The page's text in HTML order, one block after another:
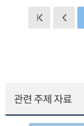
관련 주제 자료